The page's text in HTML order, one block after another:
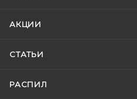
АКЦИИ
СТАТЬИ
РАСПИЛ